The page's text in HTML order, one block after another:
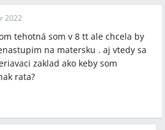
2022
tehotná som v 8 tt ale chcela by
na matersku . aj vtedy sa
zaklad ako keby som
rata?